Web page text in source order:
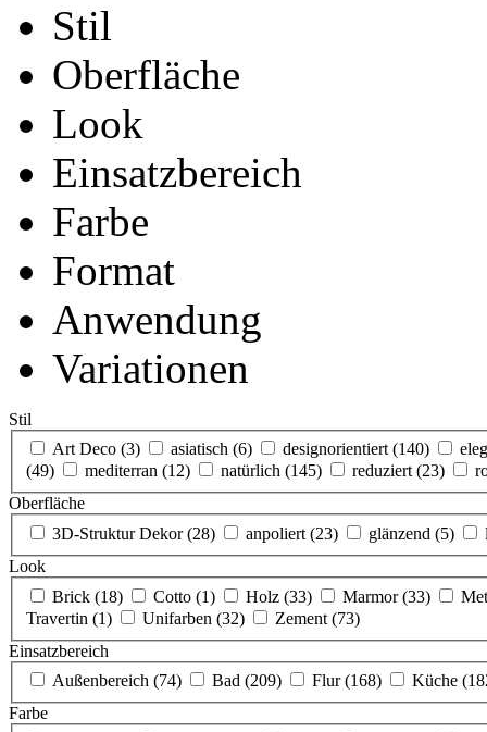
Stil
Oberfläche
Look
Einsatzbereich
Farbe
Format
Anwendung
Variationen
Stil
Art Deco (3) asiatisch (6) designorientiert(140)
(49)
mediterran (12) natürlich (145) reduziert(23)
Oberfläche
3D-Struktur Dekor(28) anpoliert (23) glänzend (5)
Look
Brick (18) Cotto (1) Holz (33) Marmor(33)
Travertin (1) Unifarben (32) Zement (73)
Einsatzbereich
Außenbereich (74) Bad (209) Flur(168) Küche
Farbe